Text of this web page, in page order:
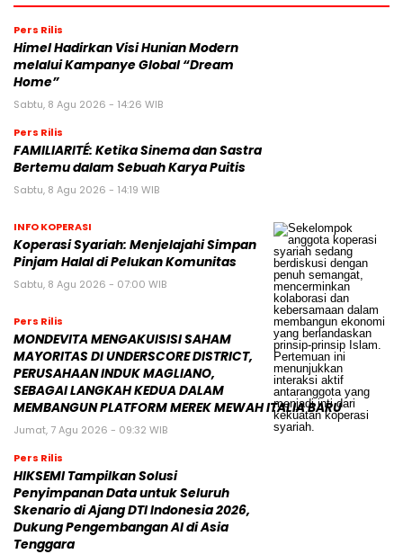
Pers Rilis
Himel Hadirkan Visi Hunian Modern
melalui Kampanye Global “Dream
Home”
Sabtu, 8 Agu 2026 - 14:26 WIB
Pers Rilis
FAMILIARITÉ: Ketika Sinema dan Sastra
Bertemu dalam Sebuah Karya Puitis
Sabtu, 8 Agu 2026 - 14:19 WIB
INFO KOPERASI
Koperasi Syariah: Menjelajahi Simpan
Pinjam Halal di Pelukan Komunitas
Sabtu, 8 Agu 2026 - 07:00 WIB
Pers Rilis
MONDEVITA MENGAKUISISI SAHAM
MAYORITAS DI UNDERSCORE DISTRICT,
PERUSAHAAN INDUK MAGLIANO,
SEBAGAI LANGKAH KEDUA DALAM
MEMBANGUN PLATFORM MEREK MEWAH ITALIA BARU
Jumat, 7 Agu 2026 - 09:32 WIB
Pers Rilis
HIKSEMI Tampilkan Solusi
Penyimpanan Data untuk Seluruh
Skenario di Ajang DTI Indonesia 2026,
Dukung Pengembangan AI di Asia
Tenggara